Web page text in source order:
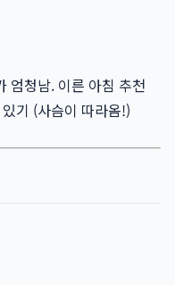
엄청남. 이른 아침 추천
기 (사슴이 따라옴!)